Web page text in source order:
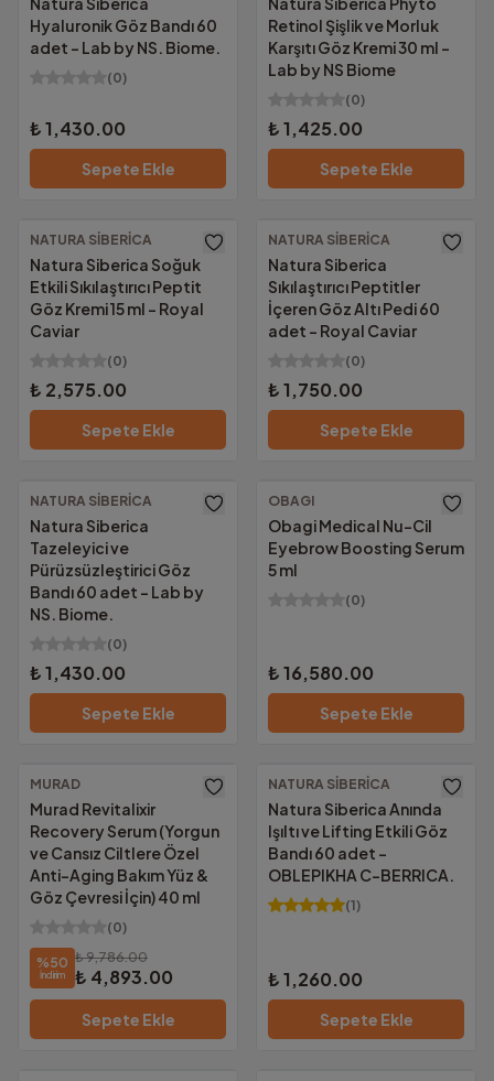
Hyaluronik Göz Bandı 60
adet - Lab by NS. Biome.
(0)
₺ 1,430.00
Sepete Ekle
Retinol Şişlik ve Morluk
Karşıtı Göz Kremi 30 ml -
Lab by NS Biome
(0)
₺ 1,425.00
Sepete Ekle
Ücretsiz Kargo
NATURA SIBERICA
Natura Siberica Soğuk
Etkili Sıkılaştırıcı Peptit
Göz Kremi 15 ml - Royal
Caviar
(0)
₺ 2,575.00
Sepete Ekle
Ücretsiz Kargo
NATURA SIBERICA
Natura Siberica
Sıkılaştırıcı Peptitler
İçeren Göz Altı Pedi 60
adet - Royal Caviar
(0)
₺ 1,750.00
Sepete Ekle
Ücretsiz Kargo
NATURA SIBERICA
Natura Siberica
Tazeleyici ve
Pürüzsüzleştirici Göz
Bandı 60 adet - Lab by
NS. Biome.
(0)
₺ 1,430.00
Sepete Ekle
Ücretsiz Kargo
OBAGI
Obagi Medical Nu-Cil
Eyebrow Boosting Serum
5 ml
(0)
₺ 16,580.00
Sepete Ekle
Ücretsiz Kargo
MURAD
Murad Revitalixir
Recovery Serum (Yorgun
ve Cansız Ciltlere Özel
Anti-Aging Bakım Yüz &
Göz Çevresi İçin) 40 ml
(0)
%50
İndirim
₺ 9,786.00
₺ 4,893.00
Sepete Ekle
Ücretsiz Kargo
NATURA SIBERICA
Natura Siberica Anında
Işıltı ve Lifting Etkili Göz
Bandı 60 adet -
OBLEPIKHA C-BERRICA.
(1)
₺ 1,260.00
Sepete Ekle